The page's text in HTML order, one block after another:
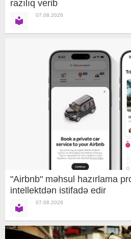
razılıq verib
07.08.2026
"Airbnb" məhsul hazırlama
intellektdən istifadə edir
07.08.2026